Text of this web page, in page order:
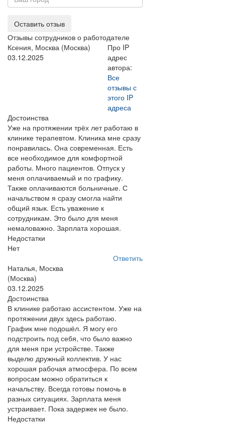
Оставить отзыв
Отзывы сотрудников о работодателе
Ксения, Москва (Москва)
03.12.2025
Про IP
адрес
автора:
Все
отзывы с
этого IP
адреса
Достоинства
Уже на протяжении трёх лет работаю в
клинике терапевтом. Клиника мне сразу
понравилась. Она современная. Есть
все необходимое для комфортной
работы. Много пациентов. Отпуск у
меня оплачиваемый и по графику.
Также оплачиваются больничные. С
начальством я сразу смогла найти
общий язык. Есть уважение к
сотрудникам. Это было для меня
немаловажно. Зарплата хорошая.
Недостатки
Нет
Ответить
Наталья, Москва
(Москва)
03.12.2025
Достоинства
В клинике работаю ассистентом. Уже на
протяжении двух здесь работаю.
График мне подошёл. Я могу его
подстроить под себя, что было важно
для меня при устройстве. Также
выделю дружный коллектив. У нас
хорошая рабочая атмосфера. По всем
вопросам можно обратиться к
начальству. Всегда готовы помочь в
разных ситуациях. Зарплата меня
устраивает. Пока задержек не было.
Недостатки